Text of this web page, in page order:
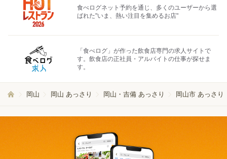
食べログネット予約を通じ、多くのユーザーから選
ばれた"いま、熱い注目を集めるお店"
「食べログ」が作った飲食店専門の求人サイトで
す。飲食店の正社員・アルバイトの仕事が探せま
す。
岡山 岡山 あっさり 岡山・吉備 あっさり 岡山市 あっさり